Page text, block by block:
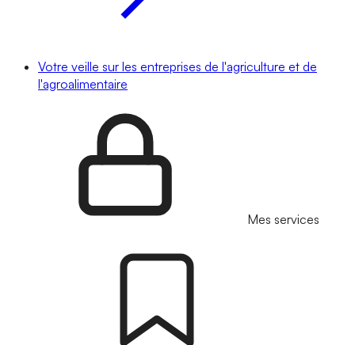
Votre veille sur les entreprises de l'agriculture et de
l'agroalimentaire
Mes services